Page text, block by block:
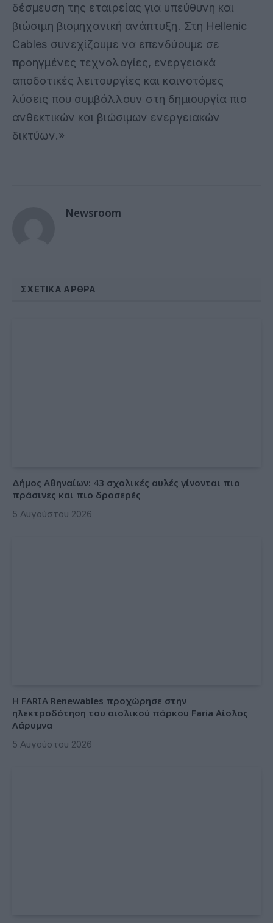
δέσμευση της εταιρείας για υπεύθυνη και
βιώσιμη βιομηχανική ανάπτυξη. Στη Hellenic
Cables συνεχίζουμε να επενδύουμε σε
προηγμένες τεχνολογίες, ενεργειακά
αποδοτικές λειτουργίες και καινοτόμες
λύσεις που συμβάλλουν στη δημιουργία πιο
ανθεκτικών και βιώσιμων ενεργειακών
δικτύων.»
Newsroom
ΣΧΕΤΙΚΆ ΆΡΘΡΑ
Δήμος Αθηναίων: 43 σχολικές αυλές γίνονται πιο
πράσινες και πιο δροσερές
5 Αυγούστου 2026
Η FARIA Renewables προχώρησε στην
ηλεκτροδότηση του αιολικού πάρκου Faria Αίολος
Λάρυμνα
5 Αυγούστου 2026